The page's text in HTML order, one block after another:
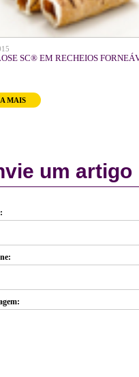
SC® EM RECHEIOS
MAIS
um artigo